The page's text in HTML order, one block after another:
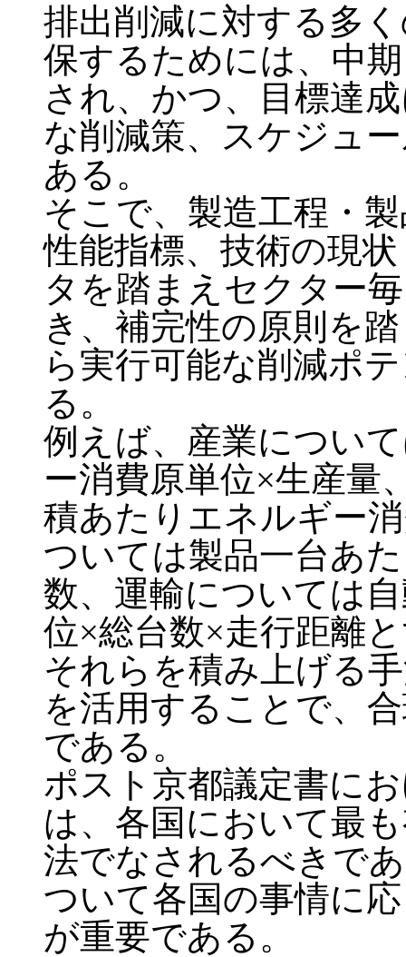
排出削減に対する多
保するためには、中
され、かつ、目標達
な削減策、スケジュ
ある。
そこで、製造工程・
性能指標、技術の現
タを踏まえセクター
き、補完性の原則を
ら実行可能な削減ポ
る。
例えば、産業につい
ー消費原単位×生産量
積あたりエネルギー
ついては製品一台あ
数、運輸については
位×総台数×走行距離
それらを積み上げる
を活用することで、
である。
ポスト京都議定書に
は、各国において最
法でなされるべきで
ついて各国の事情に
が重要である。